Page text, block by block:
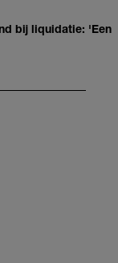
bij liquidatie: 'Een